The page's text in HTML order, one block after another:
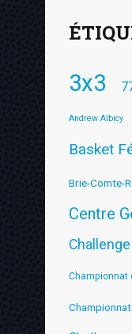
3x3
Andrew Albicy
Basket
Brie-Comte-
Centre
Championnat